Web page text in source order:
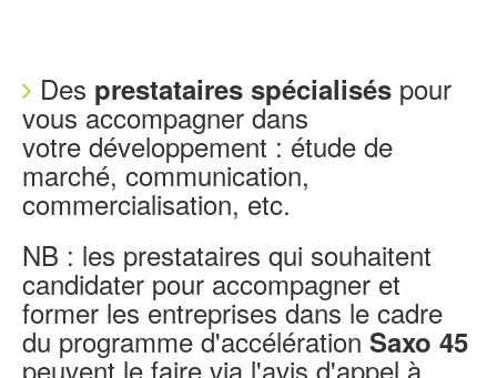
Des prestataires spécialisés pour
vous accompagner dans
votre développement : étude de
marché, communication,
commercialisation, etc.
NB : les prestataires qui souhaitent
candidater pour accompagner et
former les entreprises dans le cadre
du programme d'accélération Saxo 45
peuvent le faire via l'avis d'appel à